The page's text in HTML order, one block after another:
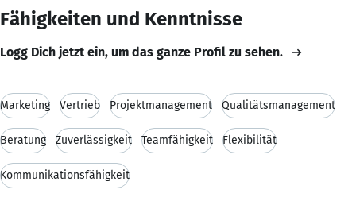
Fähigkeiten und Kenntnisse
Logg Dich jetzt ein, um das ganze Profil zu sehen.
Marketing Vertrieb Projektmanagement Qualitätsmanagement
Beratung Zuverlässigkeit Teamfähigkeit Flexibilität
Kommunikationsfähigkeit